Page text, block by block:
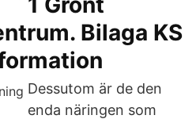
Bilaga KS
Dessutom är de den
enda näringen som